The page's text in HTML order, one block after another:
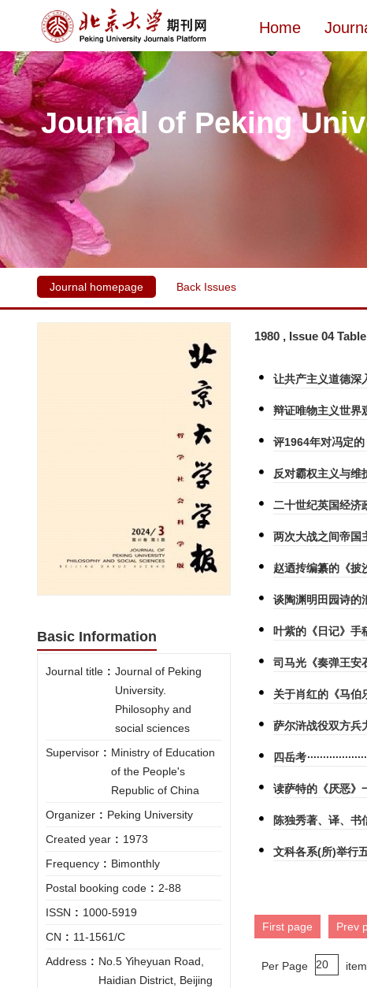
Home
Journal of Peking
Journal homepage Back Issues
Basic Information
Journal title : Journal of Peking
University.
Philosophy and
social sciences
Supervisor : Ministry of Education
of the People's
Republic of China
Organizer : Peking University
Created year : 1973
Frequency : Bimonthly
Postal booking code : 2-88
ISSN : 1000-5919
CN : 11-1561/C
Address : No.5 Yiheyuan Road,
Haidian District, Beijing
1980 , Issue 04
让共产主义道德深
辩证唯物主义世
评1964年对冯定
反对霸权主义与维
二十世纪英国经济
两次大战之间帝国
赵迺抟编纂的《披
谈陶渊明田园诗的
叶紫的《日记》手
司马光《奏弹王安
关于肖红的《马伯
萨尔浒战役双方兵
四岳考
读萨特的《厌恶》
陈独秀著、译、
文科各系(所)举行
First page Prev
Per Page